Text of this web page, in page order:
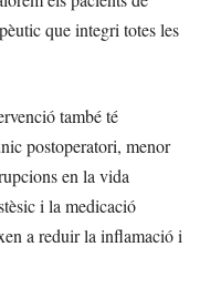
que integri totes les
també té
postoperatori, menor
en la vida
i la medicació
a reduir la inflamació i